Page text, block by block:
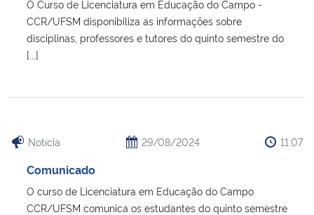
O Curso de Licenciatura em Educação do Campo -
CCR/UFSM disponibiliza as informações sobre
disciplinas, professores e tutores do quinto semestre do
[...]
Notícia 29/08/2024 11:07
Comunicado
O curso de Licenciatura em Educação do Campo
CCR/UFSM comunica os estudantes do quinto semestre